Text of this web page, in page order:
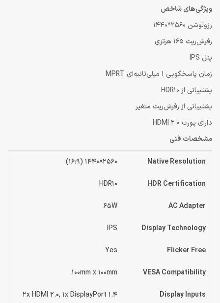
ویژگی‌های شاخص
رزولوشن 2560*1440
رفرش‌‎‎‌ریت 165 هرتزی
پنل IPS
زمان پاسخگویی 1 میلی‌‌ثانیه‌ای MPRT
پشتیبانی از HDR10
پشتیبانی از رفرش‌ریت متغیر
دارای پورت HDMI 2.0
مشخصات فنی
Native Resolution
2560×1440 (16:9)
HDR Certification
HDR10
AC Adapter
65W
Display Technology
IPS
Flicker Free
Yes
VESA Compatibility
100mm x 100mm
Display Inputs
2x HDMI 2.0, 1x DisplayPort 1.4